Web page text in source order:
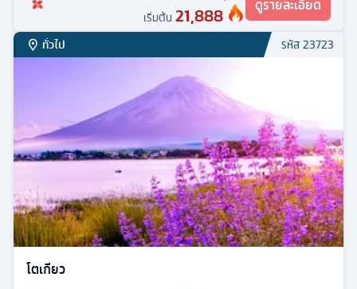
เริ่มต้น 21,888 ดูรายละเอียด
ทั่วไป รหัส23723
โตเกียว